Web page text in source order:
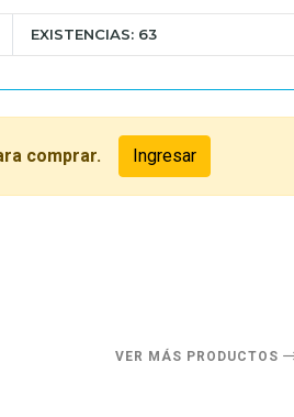
EXISTENCIAS: 63
comprar. Ingresar
VER MÁS PRODUCTOS